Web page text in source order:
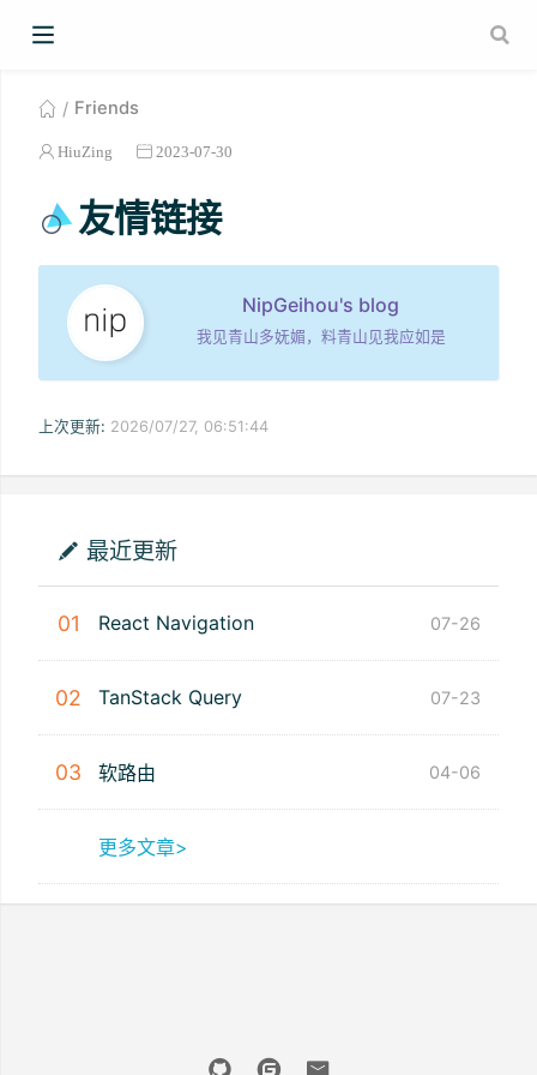
Friends
HiuZing 2023-07-30
友情链接
NipGeihou's blog
我见青山多妩媚，料青山见我应如是
上次更新: 2026/07/27, 06:51:44
最近更新
01 React Navigation 07-26
02 TanStack Query 07-23
03 软路由 04-06
更多文章>